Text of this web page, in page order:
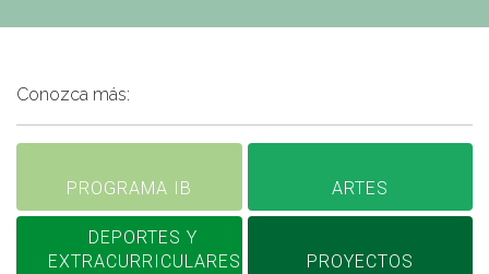
Conozca más:
PROGRAMA IB ARTES
DEPORTES Y
EXTRACURRICULARES
PROYECTOS